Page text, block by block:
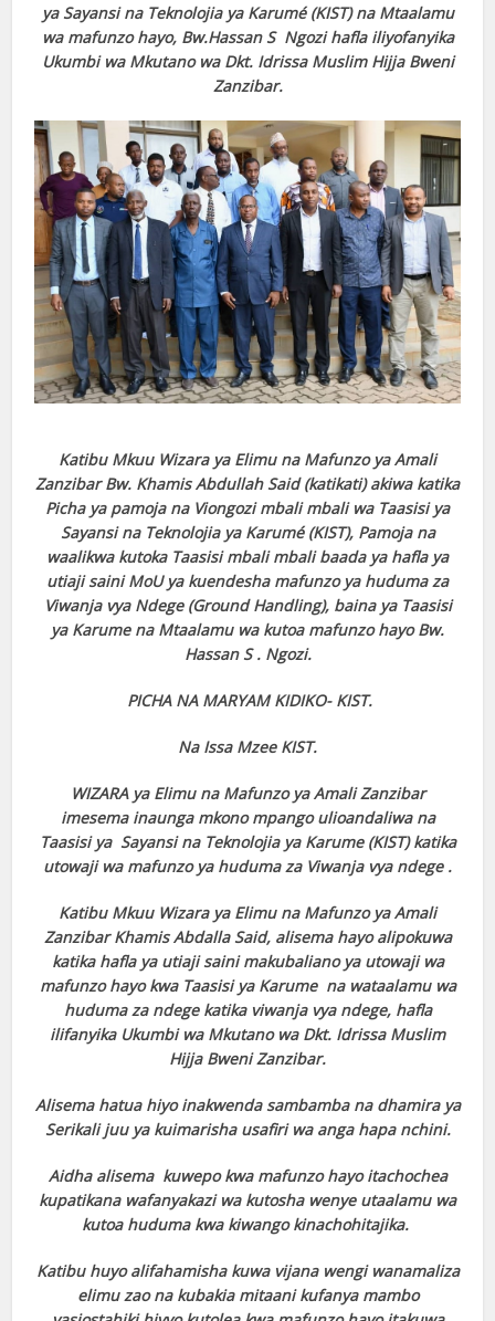
ya Sayansi na Teknolojia ya Karumé (KIST) na Mtaalamu
wa mafunzo hayo, Bw.Hassan S Ngozi hafla iliyofanyika
Ukumbi wa Mkutano wa Dkt. Idrissa Muslim Hijja Bweni
Zanzibar.
Katibu Mkuu Wizara ya Elimu na Mafunzo ya Amali
Zanzibar Bw. Khamis Abdullah Said (katikati) akiwa katika
Picha ya pamoja na Viongozi mbali mbali wa Taasisi ya
Sayansi na Teknolojia ya Karumé (KIST), Pamoja na
waalikwa kutoka Taasisi mbali mbali baada ya hafla ya
utiaji saini MoU ya kuendesha mafunzo ya huduma za
Viwanja vya Ndege (Ground Handling), baina ya Taasisi
ya Karume na Mtaalamu wa kutoa mafunzo hayo Bw.
Hassan S . Ngozi.
PICHA NA MARYAM KIDIKO- KIST.
Na Issa Mzee KIST.
WIZARA ya Elimu na Mafunzo ya Amali Zanzibar
imesema inaunga mkono mpango ulioandaliwa na
Taasisi ya Sayansi na Teknolojia ya Karume (KIST) katika
utowaji wa mafunzo ya huduma za Viwanja vya ndege .
Katibu Mkuu Wizara ya Elimu na Mafunzo ya Amali
Zanzibar Khamis Abdalla Said, alisema hayo alipokuwa
katika hafla ya utiaji saini makubaliano ya utowaji wa
mafunzo hayo kwa Taasisi ya Karume na wataalamu wa
huduma za ndege katika viwanja vya ndege, hafla
ilifanyika Ukumbi wa Mkutano wa Dkt. Idrissa Muslim
Hijja Bweni Zanzibar.
Alisema hatua hiyo inakwenda sambamba na dhamira ya
Serikali juu ya kuimarisha usafiri wa anga hapa nchini.
Aidha alisema kuwepo kwa mafunzo hayo itachochea
kupatikana wafanyakazi wa kutosha wenye utaalamu wa
kutoa huduma kwa kiwango kinachohitajika.
Katibu huyo alifahamisha kuwa vijana wengi wanamaliza
elimu zao na kubakia mitaani kufanya mambo